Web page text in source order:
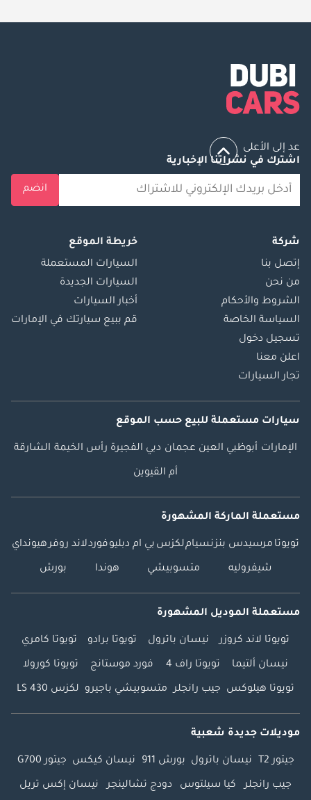
عد إلى الأعلى
اشترك في نشراتنا الإخبارية
انضم
شركة
إتصل بنا
من نحن
الشروط والأحكام
السياسة الخاصة
تسجيل دخول
اعلن معنا
تجار السيارات
خريطة الموقع
السيارات المستعملة
السيارات الجديدة
أخبار السيارات
قم ببيع سيارتك في الإمارات
سيارات مستعملة للبيع حسب الموقع
الإمارات أبوظبي العين عجمان دبي الفجيرة رأس الخيمة الشارقة
أم القيوين
مستعملة الماركة المشهورة
تويوتا مرسيدس بنزنسياملكزس بي ام دبليوفوردلاند روفرهيونداي
شيفروليه متسوبيشي هوندا بورش
مستعملة الموديل المشهورة
تويوتا لاند كروزر نيسان باترول تويوتا برادو تويوتا كامري
نيسان ألتيما تويوتا راف 4 فورد موستانج تويوتا كورولا
تويوتا هيلوكس جيب رانجلر متسوبيشي باجيرو لكزس LS 430
موديلات جديدة شعبية
جيتور T2 نيسان باترول بورش 911 نيسان كيكس جيتور G700
جيب رانجلر كيا سيلتوس دودج تشالينجر نيسان إكس تريل